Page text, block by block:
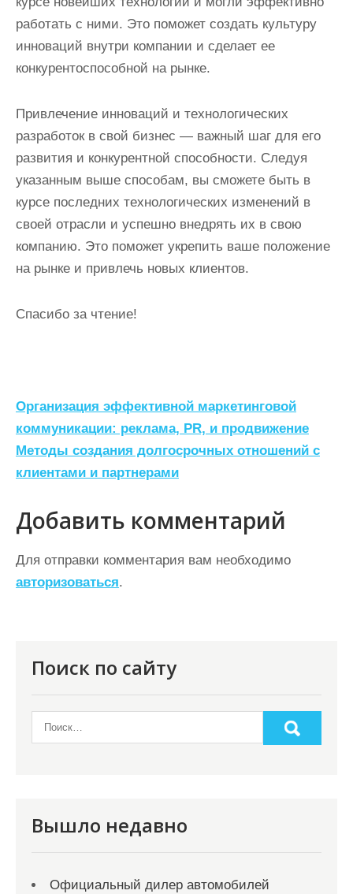
работать с ними. Это поможет создать культуру
инноваций внутри компании и сделает ее
конкурентоспособной на рынке.
Привлечение инноваций и технологических
разработок в свой бизнес — важный шаг для его
развития и конкурентной способности. Следуя
указанным выше способам, вы сможете быть в
курсе последних технологических изменений в
своей отрасли и успешно внедрять их в свою
компанию. Это поможет укрепить ваше положение
на рынке и привлечь новых клиентов.
Спасибо за чтение!
Н
а
в
и
г
а
ц
и
м
Организация эффективной маркетинговой
коммуникации: реклама, PR, и продвижение
Методы создания долгосрочных отношений с
клиентами и партнерами
Добавить комментарий
Для отправки комментария вам необходимо
авторизоваться.
Поиск по сайту
Вышло недавно
Официальный дилер автомобилей